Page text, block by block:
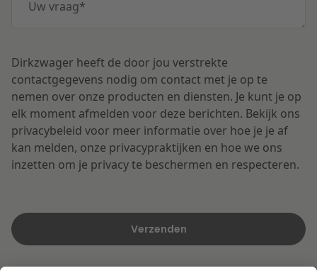
Uw vraag*
Dirkzwager heeft de door jou verstrekte
contactgegevens nodig om contact met je op te
nemen over onze producten en diensten. Je kunt je op
elk moment afmelden voor deze berichten. Bekijk ons
privacybeleid voor meer informatie over hoe je je af
kan melden, onze privacypraktijken en hoe we ons
inzetten om je privacy te beschermen en respecteren.